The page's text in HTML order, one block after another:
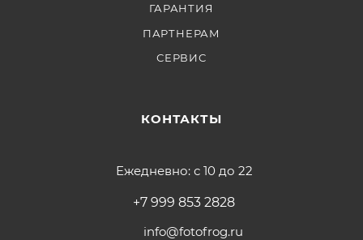
ГАРАНТИЯ
ПАРТНЕРАМ
СЕРВИС
КОНТАКТЫ
Ежедневно: с 10 до 22
+7 999 853 2828
info@fotofrog.ru